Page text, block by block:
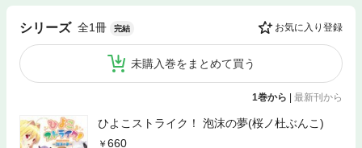
シリーズ 全1冊 完結 お気に入り登録
未購入巻をまとめて買う
1巻から 最新刊から
ひよこストライク！ 泡沫の夢(桜ノ杜ぶんこ)
660